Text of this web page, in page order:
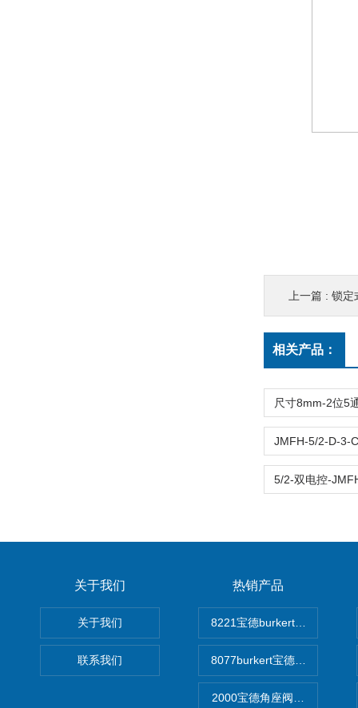
上一篇 : 锁定式
相关产品：
关于我们
关于我们
联系我们
热销产品
8221宝德burkert电导率探头
8077burkert宝德椭圆齿轮脉
2000宝德角座阀德国宝帝